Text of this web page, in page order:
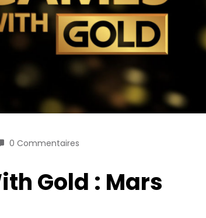
0 Commentaires
Gold : Mars